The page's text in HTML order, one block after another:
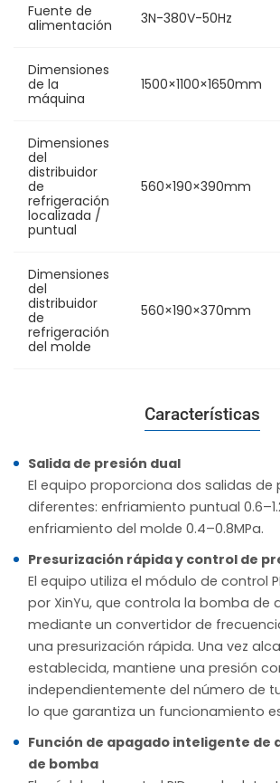
Fuente de
alimentación
3N-380V-50Hz
Dimensiones
de la
máquina
1500×1100×1650mm
Dimensiones
del
distribuidor
de
refrigeración
localizada /
puntual
560×190×390mm
Dimensiones
del
distribuidor
de
refrigeración
del molde
560×190×370mm
Características
Salida de presión dual
El equipo proporciona dos salidas de
diferentes: enfriamiento puntual
enfriamiento del molde 0.4–0.8MPa.
Presurización rápida y control de
El equipo utiliza el módulo de control
por XinYu, que controla la bomba de
mediante un convertidor de
una presurización rápida. Una vez
establecida, mantiene una presión
independientemente del número de
lo que garantiza un funcionamiento
Función de apagado inteligente de
de bomba